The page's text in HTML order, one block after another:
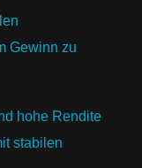
Gewinn zu
hohe Rendite
stabilen